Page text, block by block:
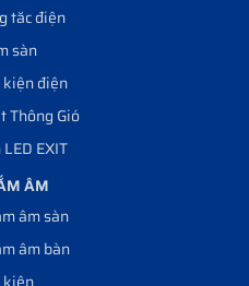
tăc điện
sàn
kiện điện
Thông Gió
EXIT
ÂM
âm sàn
âm bàn